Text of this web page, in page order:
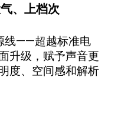
、上档次
线——超越标准电
升级，赋予声音更
度、空间感和解析